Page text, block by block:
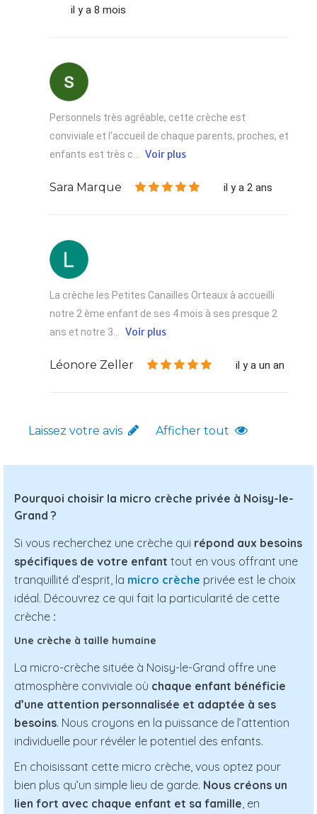
il y a 8 mois
Personnels très agréable, cette crèche est
conviviale et l'accueil de chaque parents, proches, et
enfants est très c... Voir plus
Sara Marque il y a 2 ans
La crèche les Petites Canailles Orteaux à accueilli
notre 2 ème enfant de ses 4 mois à ses presque 2
ans et notre 3... Voir plus
Léonore Zeller il y a un an
Laissez votre avis Afficher tout
Pourquoi choisir la micro crèche privée à Noisy-le-
Grand ?
Si vous recherchez une crèche qui répond aux besoins
spécifiques de votre enfant tout en vous offrant une
tranquillité d’esprit, la micro crèche privée est le choix
idéal. Découvrez ce qui fait la particularité de cette
crèche :
Une crèche à taille humaine
La micro-crèche située à Noisy-le-Grand offre une
atmosphère conviviale où chaque enfant bénéficie
d’une attention personnalisée et adaptée à ses
besoins. Nous croyons en la puissance de l’attention
individuelle pour révéler le potentiel des enfants.
En choisissant cette micro crèche, vous optez pour
bien plus qu’un simple lieu de garde. Nous créons un
lien fort avec chaque enfant et sa famille, en